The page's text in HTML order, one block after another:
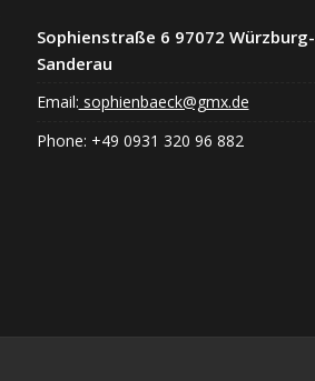
Sophienstraße 6 97072 Würzburg-
Sanderau
Email: sophienbaeck@gmx.de
Phone: +49 0931 320 96 882